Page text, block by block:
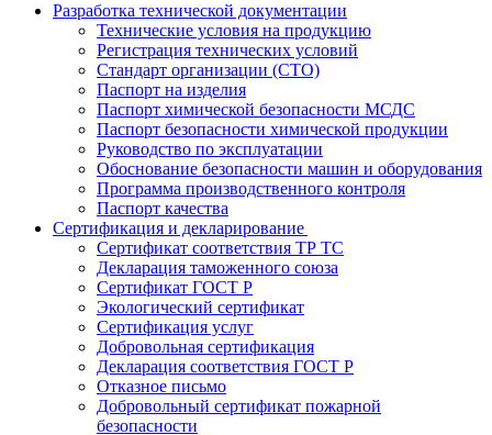
Разработка технической документации
Технические условия на продукцию
Регистрация технических условий
Стандарт организации (СТО)
Паспорт на изделия
Паспорт химической безопасности МСДС
Паспорт безопасности химической продукции
Руководство по эксплуатации
Обоснование безопасности машин и оборудования
Программа производственного контроля
Паспорт качества
Сертификация и декларирование
Сертификат соответствия ТР ТС
Декларация таможенного союза
Сертификат ГОСТ Р
Экологический сертификат
Сертификация услуг
Добровольная сертификация
Декларация соответствия ГОСТ Р
Отказное письмо
Добровольный сертификат пожарной
безопасности